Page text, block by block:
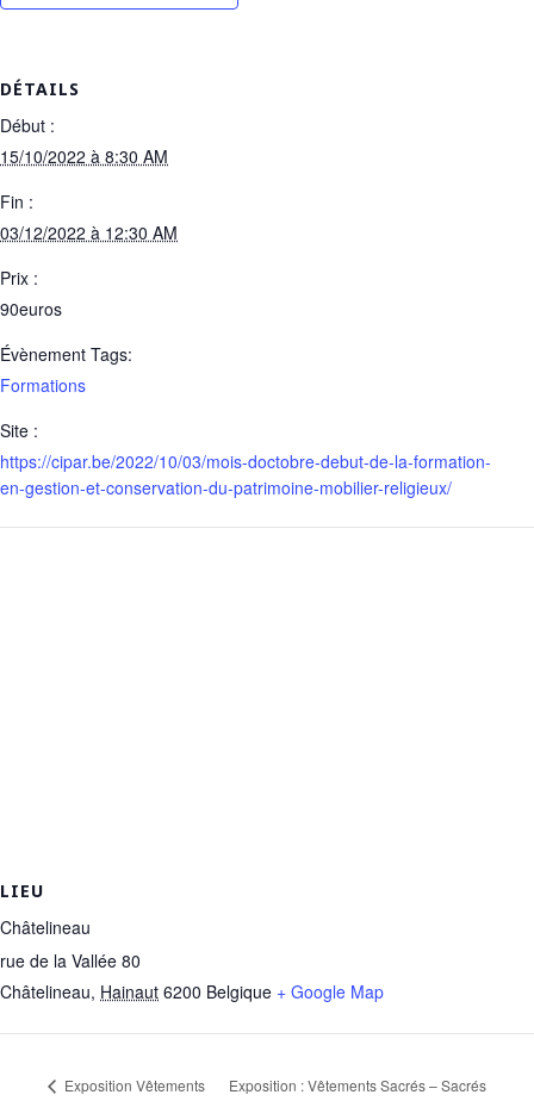
DÉTAILS
Début :
15/10/2022 à 8:30 AM
Fin :
03/12/2022 à 12:30 AM
Prix :
90euros
Évènement Tags:
Formations
Site :
https://cipar.be/2022/10/03/mois-doctobre-debut-de-la-formation-
en-gestion-et-conservation-du-patrimoine-mobilier-religieux/
LIEU
Châtelineau
rue de la Vallée 80
Châtelineau, Hainaut 6200 Belgique + Google Map
Exposition Vêtements
Exposition : Vêtements Sacrés – Sacrés